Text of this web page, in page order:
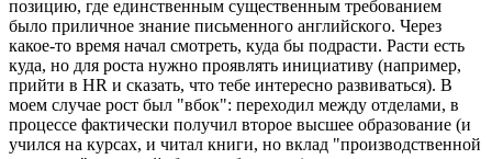
позицию, где единственным существенным требованием
было приличное знание письменного английского. Через
какое-то время начал смотреть, куда бы подрасти. Расти есть
куда, но для роста нужно проявлять инициативу (например,
прийти в HR и сказать, что тебе интересно развиваться). В
моем случае рост был "вбок": переходил между отделами, в
процессе фактически получил второе высшее образование (и
учился на курсах, и читал книги, но вклад "производственной